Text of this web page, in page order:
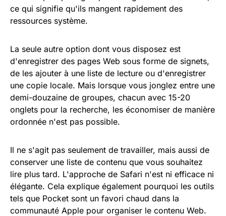
ce qui signifie qu'ils mangent rapidement des
ressources système.
La seule autre option dont vous disposez est
d'enregistrer des pages Web sous forme de signets,
de les ajouter à une liste de lecture ou d'enregistrer
une copie locale. Mais lorsque vous jonglez entre une
demi-douzaine de groupes, chacun avec 15-20
onglets pour la recherche, les économiser de manière
ordonnée n'est pas possible.
Il ne s'agit pas seulement de travailler, mais aussi de
conserver une liste de contenu que vous souhaitez
lire plus tard. L'approche de Safari n'est ni efficace ni
élégante. Cela explique également pourquoi les outils
tels que Pocket sont un favori chaud dans la
communauté Apple pour organiser le contenu Web.